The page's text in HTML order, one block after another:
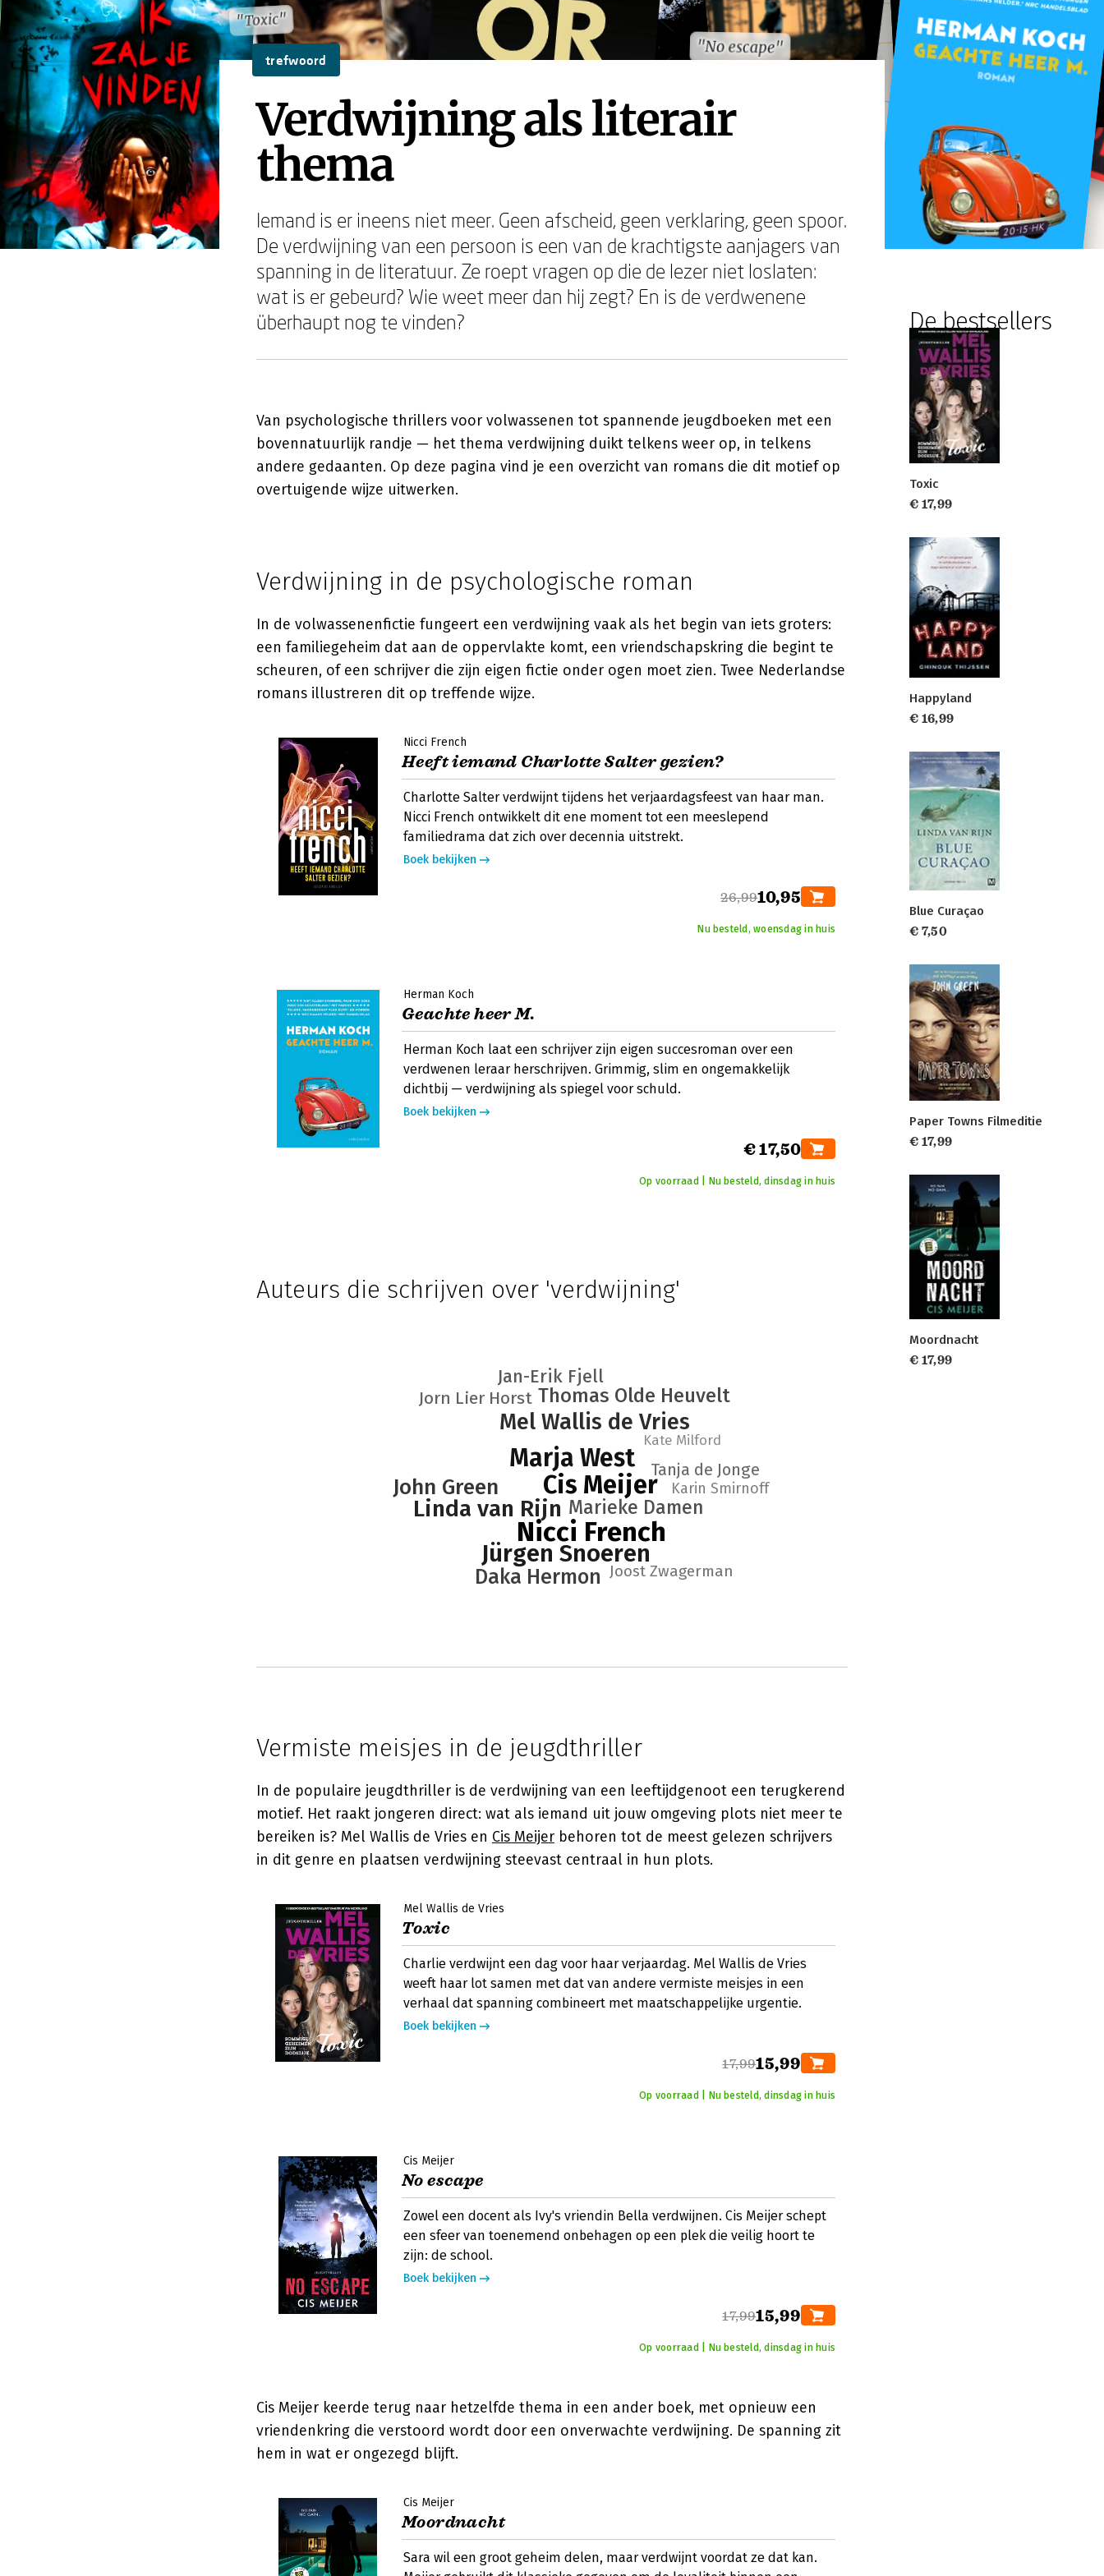
"Toxic"
"No escape"
"Toxic"
"No escape"
trefwoord
Verdwijning als literair
thema
Iemand is er ineens niet meer. Geen afscheid, geen verklaring, geen spoor.
De verdwijning van een persoon is een van de krachtigste aanjagers van
spanning in de literatuur. Ze roept vragen op die de lezer niet loslaten:
wat is er gebeurd? Wie weet meer dan hij zegt? En is de verdwenene
überhaupt nog te vinden?
Van psychologische thrillers voor volwassenen tot spannende jeugdboeken met een
bovennatuurlijk randje — het thema verdwijning duikt telkens weer op, in telkens
andere gedaanten. Op deze pagina vind je een overzicht van romans die dit motief op
overtuigende wijze uitwerken.
Verdwijning in de psychologische roman
In de volwassenenfictie fungeert een verdwijning vaak als het begin van iets groters:
een familiegeheim dat aan de oppervlakte komt, een vriendschapskring die begint te
scheuren, of een schrijver die zijn eigen fictie onder ogen moet zien. Twee Nederlandse
romans illustreren dit op treffende wijze.
Nicci French
Heeft iemand Charlotte Salter gezien?
Charlotte Salter verdwijnt tijdens het verjaardagsfeest van haar man.
Nicci French ontwikkelt dit ene moment tot een meeslepend
familiedrama dat zich over decennia uitstrekt.
Boek bekijken
26,9910,95
Nu besteld, woensdag in huis
Herman Koch
Geachte heer M.
Herman Koch laat een schrijver zijn eigen succesroman over een
verdwenen leraar herschrijven. Grimmig, slim en ongemakkelijk
dichtbij — verdwijning als spiegel voor schuld.
Boek bekijken
€ 17,50
Op voorraad | Nu besteld, dinsdag in huis
Auteurs die schrijven over 'verdwijning'
Nicci French
Cis Meijer
Marja West
Jürgen Snoeren
Linda van Rijn
Mel Wallis de Vries
John Green
Daka Hermon
Thomas Olde Heuvelt
Marieke Damen
Jan-Erik Fjell
Jorn Lier Horst
Tanja de Jonge
Joost Zwagerman
Karin Smirnoff
Kate Milford
Vermiste meisjes in de jeugdthriller
In de populaire jeugdthriller is de verdwijning van een leeftijdgenoot een terugkerend
motief. Het raakt jongeren direct: wat als iemand uit jouw omgeving plots niet meer te
bereiken is? Mel Wallis de Vries en Cis Meijer behoren tot de meest gelezen schrijvers
in dit genre en plaatsen verdwijning steevast centraal in hun plots.
Mel Wallis de Vries
Toxic
Charlie verdwijnt een dag voor haar verjaardag. Mel Wallis de Vries
weeft haar lot samen met dat van andere vermiste meisjes in een
verhaal dat spanning combineert met maatschappelijke urgentie.
Boek bekijken
17,9915,99
Op voorraad | Nu besteld, dinsdag in huis
Cis Meijer
No escape
Zowel een docent als Ivy's vriendin Bella verdwijnen. Cis Meijer schept
een sfeer van toenemend onbehagen op een plek die veilig hoort te
zijn: de school.
Boek bekijken
17,9915,99
Op voorraad | Nu besteld, dinsdag in huis
Cis Meijer keerde terug naar hetzelfde thema in een ander boek, met opnieuw een
vriendenkring die verstoord wordt door een onverwachte verdwijning. De spanning zit
hem in wat er ongezegd blijft.
Cis Meijer
Moordnacht
Sara wil een groot geheim delen, maar verdwijnt voordat ze dat kan.
De bestsellers
Toxic
€ 17,99
Happyland
€ 16,99
Blue Curaçao
€ 7,50
Paper Towns Filmeditie
€ 17,99
Moordnacht
€ 17,99